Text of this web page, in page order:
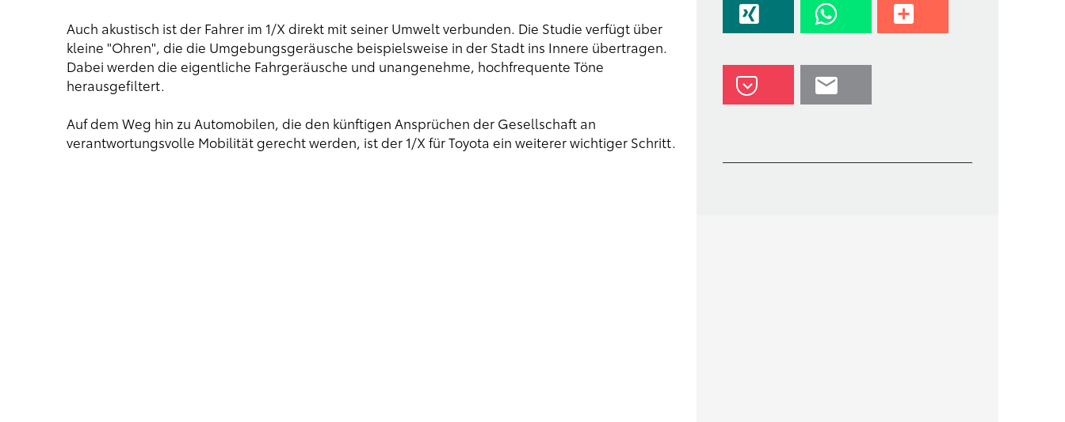
Auch akustisch ist der Fahrer im 1/X direkt mit seiner Umwelt verbunden. Die Studie verfügt über
kleine "Ohren", die die Umgebungsgeräusche beispielsweise in der Stadt ins Innere übertragen.
Dabei werden die eigentliche Fahrgeräusche und unangenehme, hochfrequente Töne
herausgefiltert.
Auf dem Weg hin zu Automobilen, die den künftigen Ansprüchen der Gesellschaft an
verantwortungsvolle Mobilität gerecht werden, ist der 1/X für Toyota ein weiterer wichtiger Schritt.